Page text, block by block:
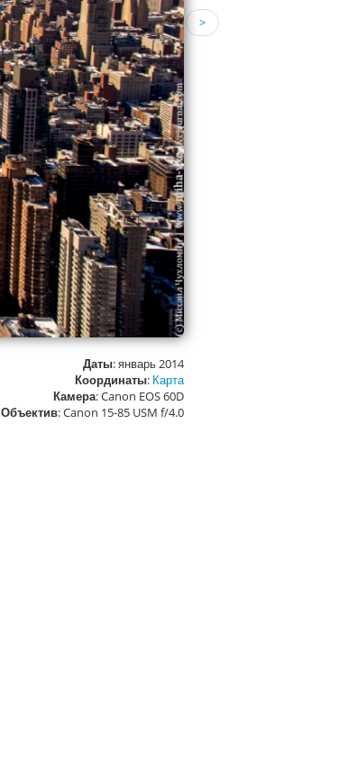
>
Даты: январь 2014
Координаты: Карта
Камера: Canon EOS 60D
Объектив: Canon 15-85 USM f/4.0